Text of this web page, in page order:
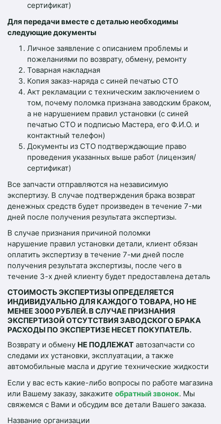
сертификат)
Для передачи вместе с деталью необходимы
следующие документы
Личное заявление с описанием проблемы и
пожеланиями по возврату, обмену, ремонту
Товарная накладная
Копия заказ-наряда с синей печатью СТО
Акт рекламации с техническим заключением о
том, почему поломка признана заводским браком,
а не нарушением правил установки (с синей
печатью СТО и подписью Мастера, его Ф.И.О. и
контактный телефон)
Документы из СТО подтверждающие право
проведения указанных выше работ (лицензия/
сертификат)
Все запчасти отправляются на независимую
экспертизу. В случае подтверждения брака возврат
денежных средств будет произведен в течение 7-ми
дней после получения результата экспертизы.
В случае признания причиной поломки
нарушение правил установки детали, клиент обязан
оплатить экспертизу в течение 7-ми дней после
получения результата экспертизы, после чего в
течение 3-х дней клиенту будет предоставлена деталь
СТОИМОСТЬ ЭКСПЕРТИЗЫ ОПРЕДЕЛЯЕТСЯ
ИНДИВИДУАЛЬНО ДЛЯ КАЖДОГО ТОВАРА, НО НЕ
МЕНЕЕ 3000 РУБЛЕЙ. В СЛУЧАЕ ПРИЗНАНИЯ
ЭКСПЕРТИЗОЙ ОТСУТСТВИЯ ЗАВОДСКОГО БРАКА
РАСХОДЫ ПО ЭКСПЕРТИЗЕ НЕСЕТ ПОКУПАТЕЛЬ.
Возврату и обмену НЕ ПОДЛЕЖАТ автозапчасти со
следами их установки, эксплуатации, а также
автомобильные масла и другие технические жидкости
Если у вас есть какие-либо вопросы по работе магазина
или Вашему заказу, закажите обратный звонок. Мы
свяжемся с Вами и обсудим все детали Вашего заказа.
Название организации